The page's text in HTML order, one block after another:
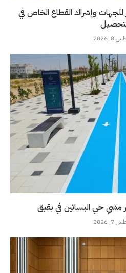
للجهات وإشراك القطاع الخاص في
2026
حي البساتين في بقيق
2026